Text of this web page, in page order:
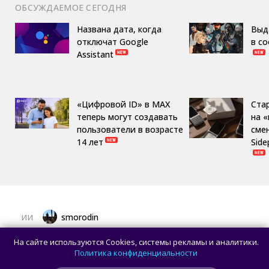
ОБСУЖДАЕМОЕ СЕГОДНЯ
Названа дата, когда
отключат Google
Assistant
«Цифровой ID» в MAX
теперь могут создавать
пользователи в возрасте
14 лет
в
на
ИИ smorodin
OpenAI улучшила GPT-5.6 Sol в ChatGPT
и отменила лимиты на разговоры
для пользователей без подписки
На сайте используются Cookies, системы рекламы и аналитики.
Политика конфиденциальности